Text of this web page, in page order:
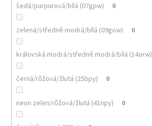
šedá/purpurová/bílá (07gpw) 0
zelená/středně modrá/bílá (09gow) 0
královská modrá/středně modrá/bílá (14orw)
černá/růžová/žlutá (25bpy) 0
neon zelen/růžová/žlutá (41npy) 0